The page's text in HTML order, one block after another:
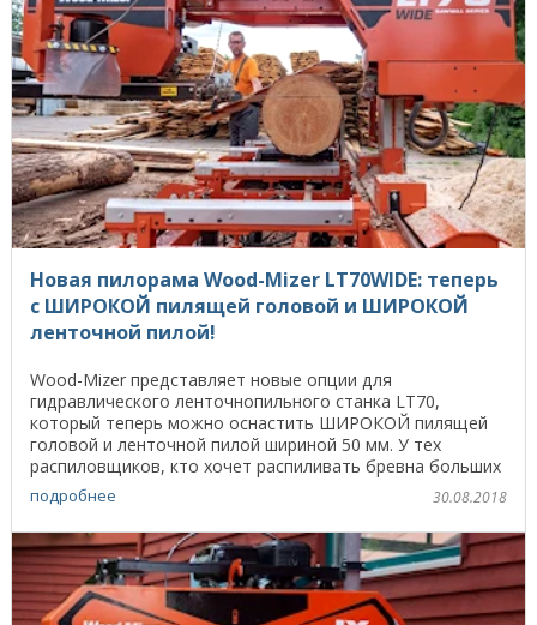
Новая пилорама Wood-Mizer LT70WIDE: теперь
с ШИРОКОЙ пилящей головой и ШИРОКОЙ
ленточной пилой!
Wood-Mizer представляет новые опции для
гидравлического ленточнопильного станка LT70,
который теперь можно оснастить ШИРОКОЙ пилящей
головой и ленточной пилой шириной 50 мм. У тех
распиловщиков, кто хочет распиливать бревна больших
диаметров и ...
подробнее 30.08.2018